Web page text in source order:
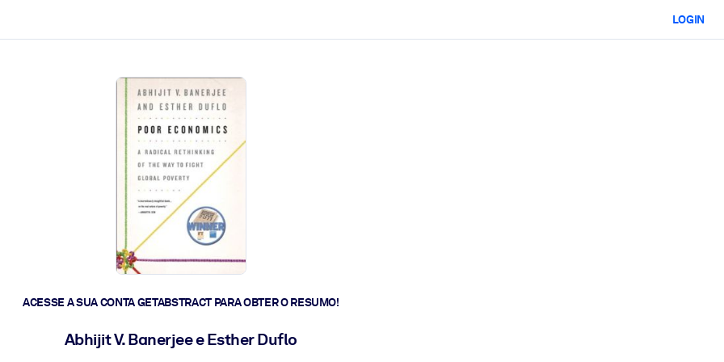
LOGIN
ACESSE A SUA CONTA GETABSTRACT PARA OBTER O RESUMO!
Abhijit V. Banerjee e Esther Duflo